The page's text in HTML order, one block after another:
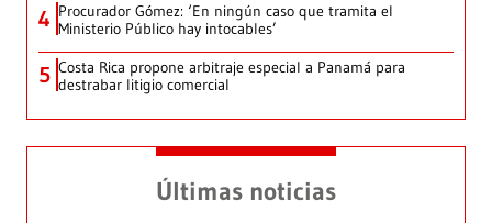
4 Procurador Gómez: ‘En ningún caso que tramita el
Ministerio Público hay intocables’
5 Costa Rica propone arbitraje especial a Panamá para
destrabar litigio comercial
Últimas noticias